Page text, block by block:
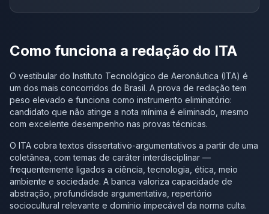
Como funciona a redação do ITA
O vestibular do Instituto Tecnológico de Aeronáutica (ITA) é
um dos mais concorridos do Brasil. A prova de redação tem
peso elevado e funciona como instrumento eliminatório:
candidato que não atinge a nota mínima é eliminado, mesmo
com excelente desempenho nas provas técnicas.
O ITA cobra textos dissertativo-argumentativos a partir de uma
coletânea, com temas de caráter interdisciplinar —
frequentemente ligados a ciência, tecnologia, ética, meio
ambiente e sociedade. A banca valoriza capacidade de
abstração, profundidade argumentativa, repertório
sociocultural relevante e domínio impecável da norma culta.